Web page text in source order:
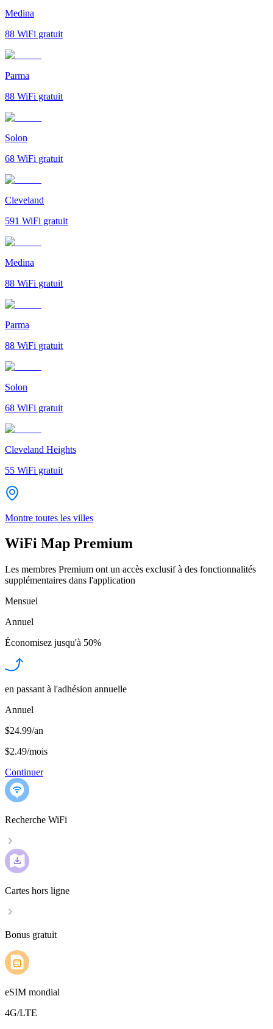
Medina
88 WiFi gratuit
Parma
88 WiFi gratuit
Solon
68 WiFi gratuit
Cleveland
591 WiFi gratuit
Medina
88 WiFi gratuit
Parma
88 WiFi gratuit
Solon
68 WiFi gratuit
Cleveland Heights
55 WiFi gratuit
Montre toutes les villes
WiFi Map Premium
Les membres Premium ont un accès exclusif à des fonctionnalités
supplémentaires dans l'application
Mensuel
Annuel
Économisez jusqu'à 50%
en passant à l'adhésion annuelle
Annuel
$24.99/an
$2.49/mois
Continuer
Recherche WiFi
Cartes hors ligne
Bonus gratuit
eSIM mondial
4G/LTE